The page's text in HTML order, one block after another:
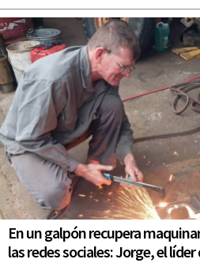
En un galpón recupera
las redes sociales: Jorge, el líder